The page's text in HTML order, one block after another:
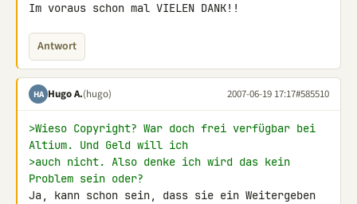
Im voraus schon mal VIELEN DANK!!
Antwort
HA Hugo A.(hugo) 2007-06-19 17:17#585510
>Wieso Copyright? War doch frei verfügbar bei
Altium. Und Geld will ich
>auch nicht. Also denke ich wird das kein
Problem sein oder?
Ja, kann schon sein, dass sie ein Weitergeben